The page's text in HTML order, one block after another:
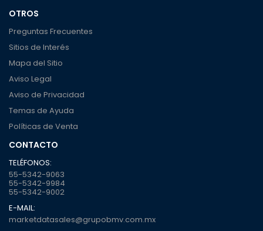
OTROS
Preguntas Frecuentes
Sitios de Interés
Mapa del Sitio
Aviso Legal
Aviso de Privacidad
Temas de Ayuda
Políticas de Venta
CONTACTO
TELÉFONOS:
55-5342-9063
55-5342-9984
55-5342-9002
E-MAIL:
marketdatasales@grupobmv.com.mx